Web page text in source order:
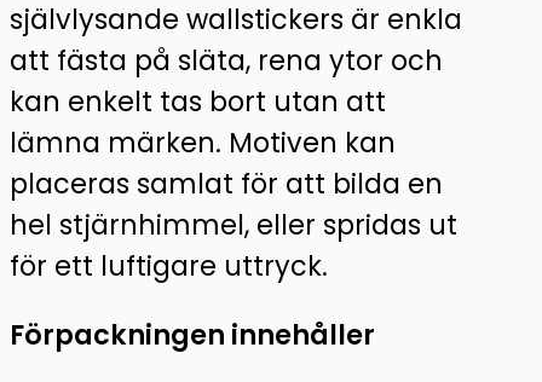
självlysande wallstickers är enkla
att fästa på släta, rena ytor och
kan enkelt tas bort utan att
lämna märken. Motiven kan
placeras samlat för att bilda en
hel stjärnhimmel, eller spridas ut
för ett luftigare uttryck.
Förpackningen innehåller